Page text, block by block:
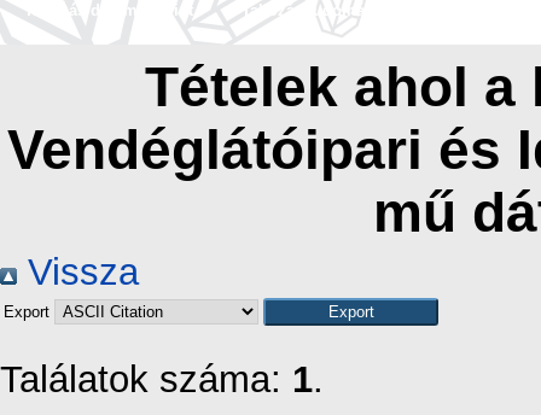
Tallózás dátum szerint
Tallózás tudományterület szerint
Tételek ahol
Vendéglátóipari és
mű
Vissza
Export
Találatok száma: 1.